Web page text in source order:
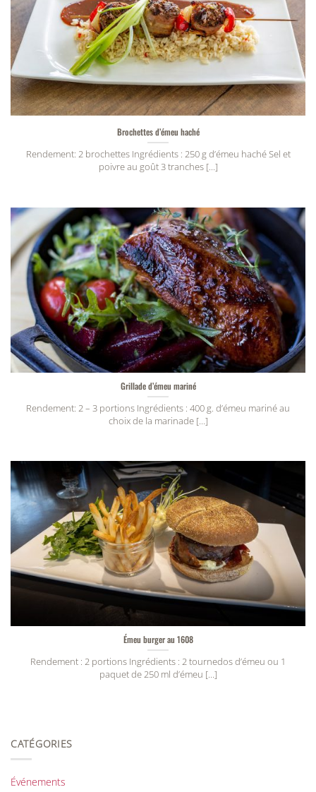
CATÉGORIES
Événements
Brochettes d’émeu haché
Rendement: 2 brochettes Ingrédients : 250 g d’émeu haché Sel et
poivre au goût 3 tranches [...]
Grillade d’émeu mariné
Rendement: 2 – 3 portions Ingrédients : 400 g. d’émeu mariné au
choix de la marinade [...]
Émeu burger au 1608
Rendement : 2 portions Ingrédients : 2 tournedos d’émeu ou 1
paquet de 250 ml d’émeu [...]